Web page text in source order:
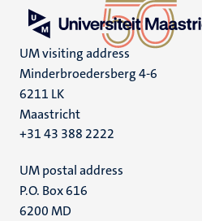
UM visiting address
Minderbroedersberg 4-6
6211 LK
Maastricht
+31 43 388 2222
UM postal address
P.O. Box 616
6200 MD